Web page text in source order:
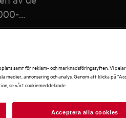
5000 SurroundCook®
samt för reklam- och marknadsföringssyften. Vi
annonsering och analys. Genom att klicka på
se vårt cookiemeddelande.
Acceptera alla cookies